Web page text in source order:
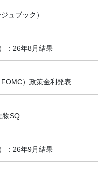
ュブック）
：26年8月結果
）政策金利発表
物SQ
：26年9月結果